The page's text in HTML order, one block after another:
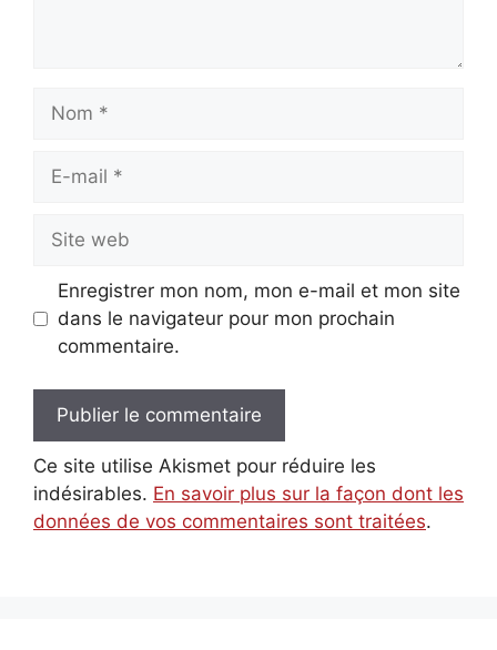
Nom
Site
web
Enregistrer mon nom, mon e-mail et mon site
dans le navigateur pour mon prochain
commentaire.
Ce site utilise Akismet pour réduire les
indésirables. En savoir plus sur la façon dont les
données de vos commentaires sont traitées.